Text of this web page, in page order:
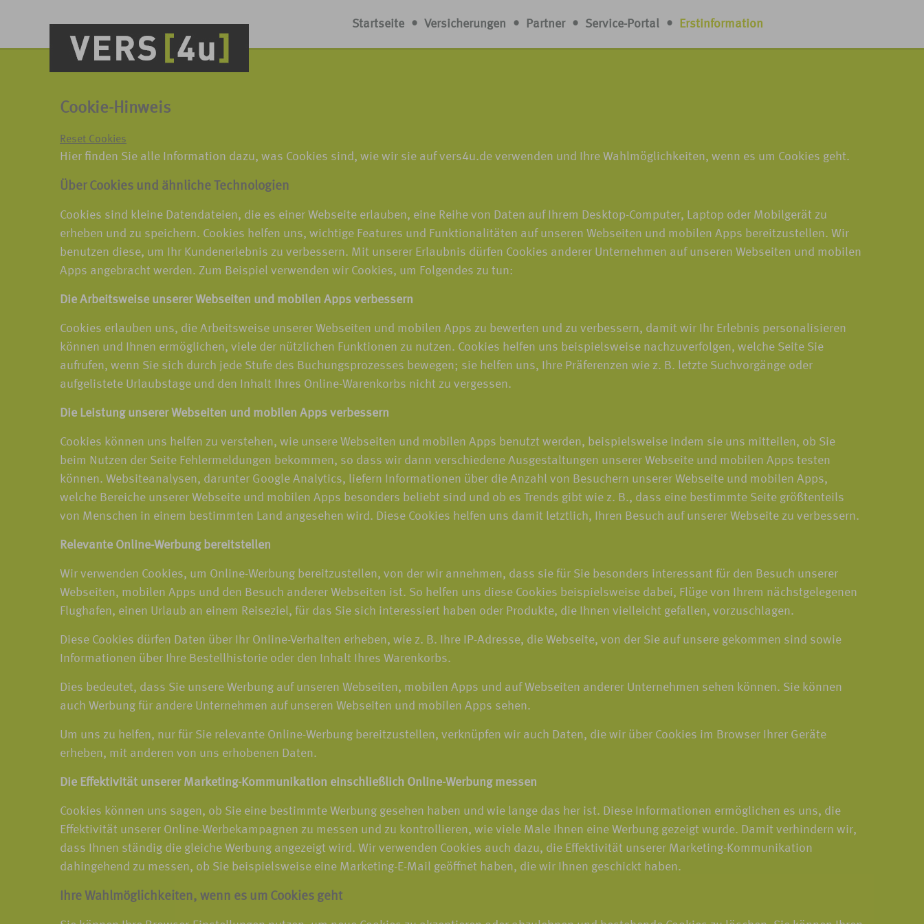
Startseite • Versicherungen • Partner • Service-Portal • Erstinformation
Cookie-Hinweis
Reset Cookies
Hier finden Sie alle Information dazu, was Cookies sind, wie wir sie auf vers4u.de verwenden und Ihre Wahlmöglichkeiten, wenn es um Cookies geht.
Über Cookies und ähnliche Technologien
Cookies sind kleine Datendateien, die es einer Webseite erlauben, eine Reihe von Daten auf Ihrem Desktop-Computer, Laptop oder Mobilgerät zu
erheben und zu speichern. Cookies helfen uns, wichtige Features und Funktionalitäten auf unseren Webseiten und mobilen Apps bereitzustellen. Wir
benutzen diese, um Ihr Kundenerlebnis zu verbessern. Mit unserer Erlaubnis dürfen Cookies anderer Unternehmen auf unseren Webseiten und mobilen
Apps angebracht werden. Zum Beispiel verwenden wir Cookies, um Folgendes zu tun:
Die Arbeitsweise unserer Webseiten und mobilen Apps verbessern
Cookies erlauben uns, die Arbeitsweise unserer Webseiten und mobilen Apps zu bewerten und zu verbessern, damit wir Ihr Erlebnis personalisieren
können und Ihnen ermöglichen, viele der nützlichen Funktionen zu nutzen. Cookies helfen uns beispielsweise nachzuverfolgen, welche Seite Sie
aufrufen, wenn Sie sich durch jede Stufe des Buchungsprozesses bewegen; sie helfen uns, Ihre Präferenzen wie z. B. letzte Suchvorgänge oder
aufgelistete Urlaubstage und den Inhalt Ihres Online-Warenkorbs nicht zu vergessen.
Die Leistung unserer Webseiten und mobilen Apps verbessern
Cookies können uns helfen zu verstehen, wie unsere Webseiten und mobilen Apps benutzt werden, beispielsweise indem sie uns mitteilen, ob Sie
beim Nutzen der Seite Fehlermeldungen bekommen, so dass wir dann verschiedene Ausgestaltungen unserer Webseite und mobilen Apps testen
können. Websiteanalysen, darunter Google Analytics, liefern Informationen über die Anzahl von Besuchern unserer Webseite und mobilen Apps,
welche Bereiche unserer Webseite und mobilen Apps besonders beliebt sind und ob es Trends gibt wie z. B., dass eine bestimmte Seite größtenteils
von Menschen in einem bestimmten Land angesehen wird. Diese Cookies helfen uns damit letztlich, Ihren Besuch auf unserer Webseite zu verbessern.
Relevante Online-Werbung bereitstellen
Wir verwenden Cookies, um Online-Werbung bereitzustellen, von der wir annehmen, dass sie für Sie besonders interessant für den Besuch unserer
Webseiten, mobilen Apps und den Besuch anderer Webseiten ist. So helfen uns diese Cookies beispielsweise dabei, Flüge von Ihrem nächstgelegenen
Flughafen, einen Urlaub an einem Reiseziel, für das Sie sich interessiert haben oder Produkte, die Ihnen vielleicht gefallen, vorzuschlagen.
Diese Cookies dürfen Daten über Ihr Online-Verhalten erheben, wie z. B. Ihre IP-Adresse, die Webseite, von der Sie auf unsere gekommen sind sowie
Informationen über Ihre Bestellhistorie oder den Inhalt Ihres Warenkorbs.
Dies bedeutet, dass Sie unsere Werbung auf unseren Webseiten, mobilen Apps und auf Webseiten anderer Unternehmen sehen können. Sie können
auch Werbung für andere Unternehmen auf unseren Webseiten und mobilen Apps sehen.
Um uns zu helfen, nur für Sie relevante Online-Werbung bereitzustellen, verknüpfen wir auch Daten, die wir über Cookies im Browser Ihrer Geräte
erheben, mit anderen von uns erhobenen Daten.
Die Effektivität unserer Marketing-Kommunikation einschließlich Online-Werbung messen
Cookies können uns sagen, ob Sie eine bestimmte Werbung gesehen haben und wie lange das her ist. Diese Informationen ermöglichen es uns, die
Effektivität unserer Online-Werbekampagnen zu messen und zu kontrollieren, wie viele Male Ihnen eine Werbung gezeigt wurde. Damit verhindern wir,
dass Ihnen ständig die gleiche Werbung angezeigt wird. Wir verwenden Cookies auch dazu, die Effektivität unserer Marketing-Kommunikation
dahingehend zu messen, ob Sie beispielsweise eine Marketing-E-Mail geöffnet haben, die wir Ihnen geschickt haben.
Ihre Wahlmöglichkeiten, wenn es um Cookies geht